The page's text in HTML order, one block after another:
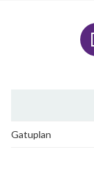
Gatuplan